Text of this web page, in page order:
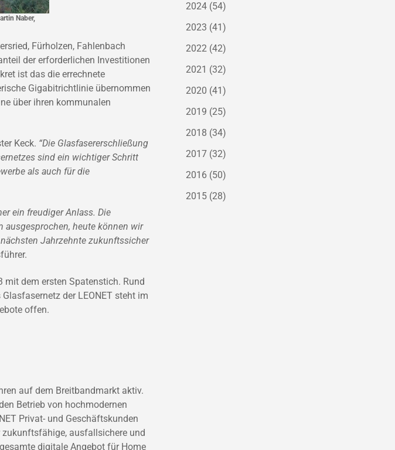
Naber,
Fürholzen, Fahlenbach
der erforderlichen Investitionen
ist das die errechnete
Gigabitrichtlinie übernommen
über ihren kommunalen
Keck. “Die Glasfasererschließung
sind ein wichtiger Schritt
als auch für die
ein freudiger Anlass. Die
ausgesprochen, heute können wir
Jahrzehnte zukunftssicher
dem ersten Spatenstich. Rund
der LEONET steht im
offen.
auf dem Breitbandmarkt aktiv.
Betrieb von hochmodernen
Privat- und Geschäftskunden
zukunftsfähige, ausfallsichere und
digitale Angebot für Home
2024 (54)
2023 (41)
2022 (42)
2021 (32)
2020 (41)
2019 (25)
2018 (34)
2017 (32)
2016 (50)
2015 (28)